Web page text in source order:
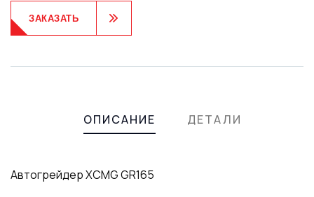
ЗАКАЗАТЬ
ОПИСАНИЕ ДЕТАЛИ
Автогрейдер XCMG GR165